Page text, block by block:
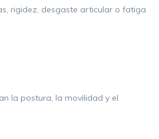
rigidez, desgaste articular o fatiga
la postura, la movilidad y el